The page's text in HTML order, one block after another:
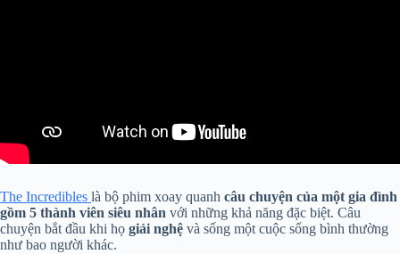
The Incredibles là bộ phim xoay quanh câu chuyện của một gia đình
gồm 5 thành viên siêu nhân với những khả năng đặc biệt. Câu
chuyện bắt đầu khi họ giải nghệ và sống một cuộc sống bình thường
như bao người khác.